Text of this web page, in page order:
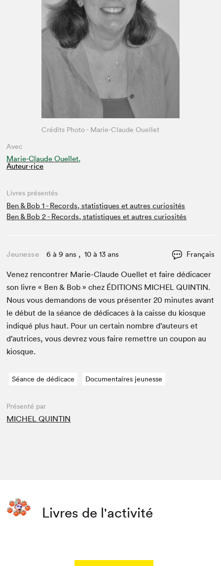
Avec
Marie-Claude Ouellet,
Auteur·rice
Crédits Photo - Marie-Claude Ouellet
Livres présentés
Ben & Bob 1 - Records, statistiques et autres curiosités
Ben & Bob 2 - Records, statistiques et autres curiosités
Jeunesse 6 à 9 ans , 10 à 13 ans Français
Venez ren­con­tr­er Marie-Claude Ouel­let et faire dédi­cac­er
son livre « Ben & Bob » chez ÉDI­TIONS MICHEL QUINTIN.
Nous vous deman­dons de vous présen­ter20 min­utes avant
le début de la séance de dédi­caces à la caisse du kiosque
indiqué plus haut. Pour un cer­tain nom­bre d’auteurs et
d’autrices, vous devrez vous faire remet­tre un coupon au
kiosque.
Séance de dédicace Documentaires jeunesse
Présenté par
MICHEL QUINTIN
Livres de l'activité